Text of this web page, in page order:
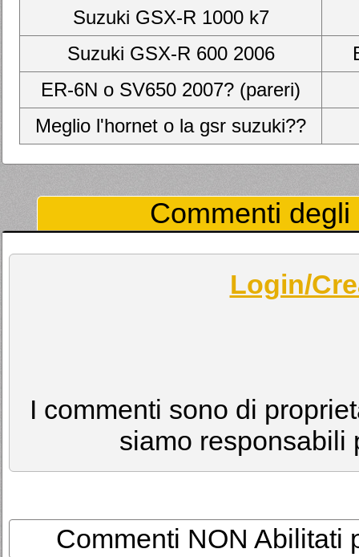
Suzuki GSX-R 1000 k7
Suzuki GSX-R 600 2006
ER-6N o SV650 2007? (pareri)
Meglio l'hornet o la gsr suzuki??
Commenti
Login/
I commenti sono di
siamo responsabili
Commenti NON Abilitati